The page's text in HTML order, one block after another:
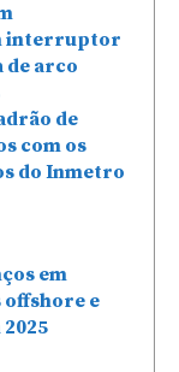
interruptor
de arco
de
com os
do Inmetro
em
e